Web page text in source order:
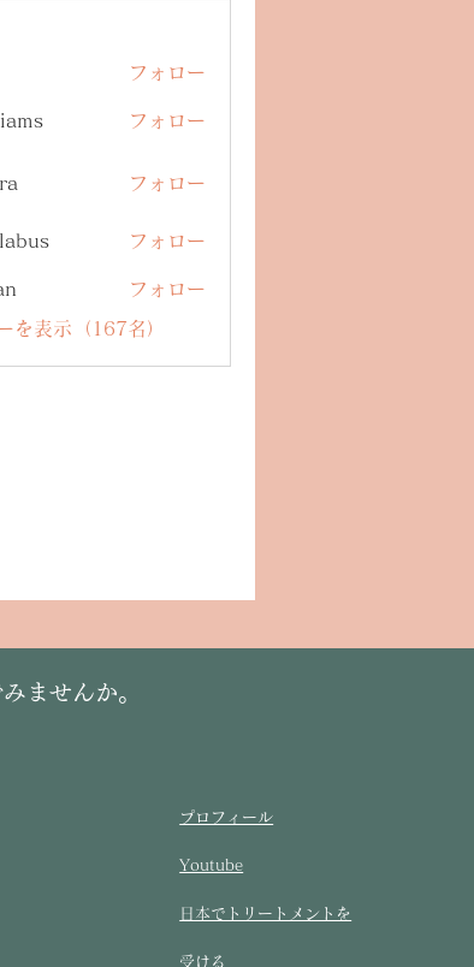
フォロー
フォロー
フォロー
フォロー
フォロー
を表示（167名）
ませんか。
プロフィール
Youtube
​日本でトリートメントを
受ける​